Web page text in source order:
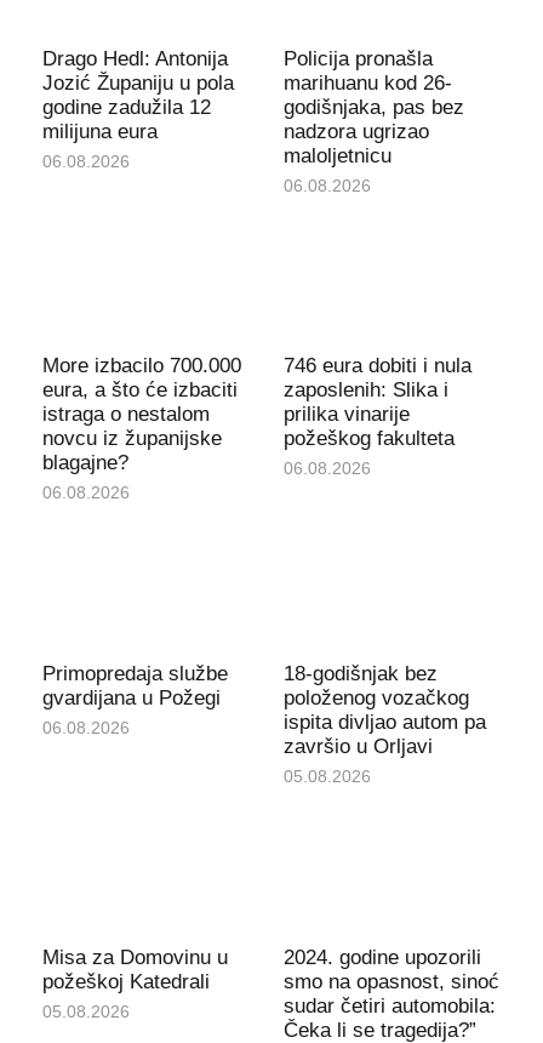
Drago Hedl: Antonija
Jozić Županiju u pola
godine zadužila 12
milijuna eura
06.08.2026
Policija pronašla
marihuanu kod 26-
godišnjaka, pas bez
nadzora ugrizao
maloljetnicu
06.08.2026
More izbacilo 700.000
eura, a što će izbaciti
istraga o nestalom
novcu iz županijske
blagajne?
06.08.2026
746 eura dobiti i nula
zaposlenih: Slika i
prilika vinarije
požeškog fakulteta
06.08.2026
Primopredaja službe
gvardijana u Požegi
06.08.2026
18-godišnjak bez
položenog vozačkog
ispita divljao autom pa
završio u Orljavi
05.08.2026
Misa za Domovinu u
požeškoj Katedrali
05.08.2026
2024. godine upozorili
smo na opasnost, sinoć
sudar četiri automobila:
Čeka li se tragedija?”